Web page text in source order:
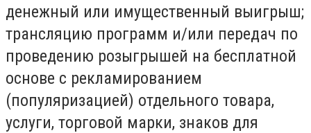
денежный или имущественный выигрыш;
трансляцию программ и/или передач по
проведению розыгрышей на бесплатной
основе с рекламированием
(популяризацией) отдельного товара,
услуги, торговой марки, знаков для